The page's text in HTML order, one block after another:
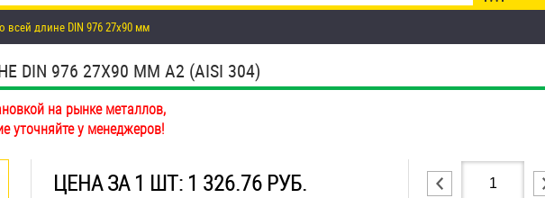
длине DIN 976 27х90 мм
976 27Х90 ММ А2 (AISI 304)
на рынке металлов,
уточняйте у менеджеров!
ЦЕНА ЗА 1 ШТ: 1 326.76 РУБ.